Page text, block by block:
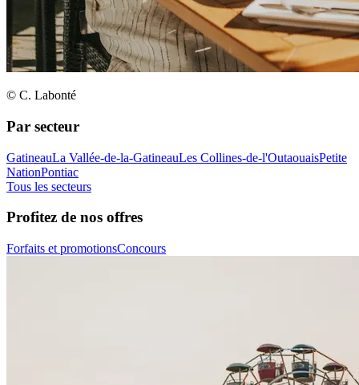
© C. Labonté
Par secteur
GatineauLa Vallée-de-la-GatineauLes Collines-de-l'OutaouaisPetite
NationPontiac
Tous les secteurs
Profitez de nos offres
Forfaits et promotionsConcours